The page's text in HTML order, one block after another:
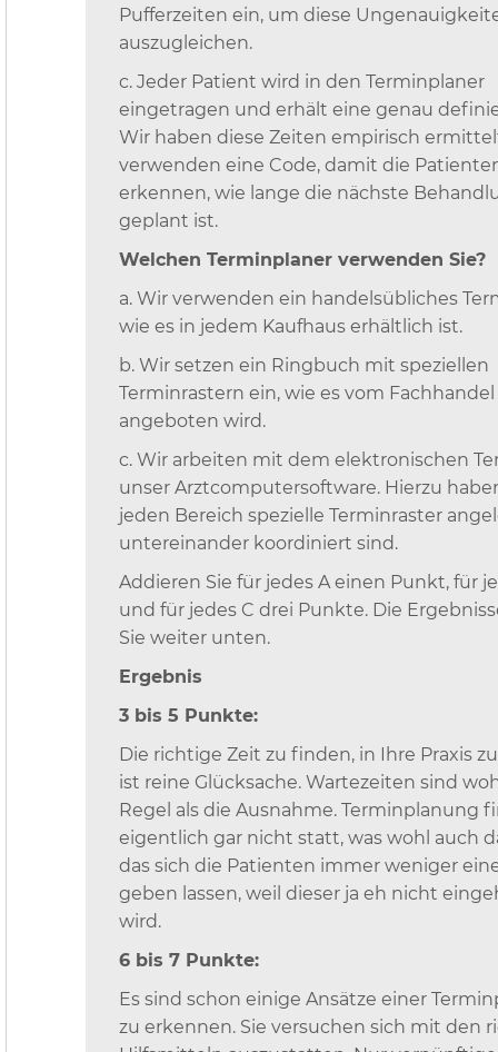
Pufferzeiten ein, um diese
auszugleichen.
c. Jeder Patient wird in den Terminplaner
eingetragen und erhält eine genau
Wir haben diese Zeiten empirisch
verwenden eine Code, damit die
erkennen, wie lange die nächste
geplant ist.
Welchen Terminplaner verwenden Sie?
a. Wir verwenden ein handelsübliches
wie es in jedem Kaufhaus erhältlich ist.
b. Wir setzen ein Ringbuch mit speziellen
Terminrastern ein, wie es vom Fachhandel
angeboten wird.
c. Wir arbeiten mit dem elektronischen
unser Arztcomputersoftware. Hierzu
jeden Bereich spezielle Terminraster
untereinander koordiniert sind.
Addieren Sie für jedes A einen Punkt, für
und für jedes C drei Punkte. Die
Sie weiter unten.
Ergebnis
3 bis 5 Punkte:
Die richtige Zeit zu finden, in Ihre Praxis
ist reine Glücksache. Wartezeiten sind
Regel als die Ausnahme. Terminplanung
eigentlich gar nicht statt, was wohl auch
das sich die Patienten immer weniger
geben lassen, weil dieser ja eh nicht
wird.
6 bis 7 Punkte:
Es sind schon einige Ansätze einer
zu erkennen. Sie versuchen sich mit den